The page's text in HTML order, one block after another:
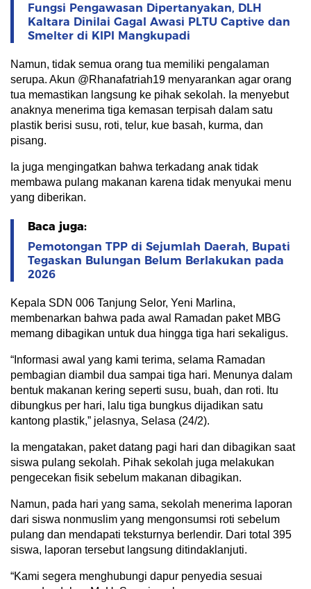
Fungsi Pengawasan Dipertanyakan, DLH
Kaltara Dinilai Gagal Awasi PLTU Captive dan
Smelter di KIPI Mangkupadi
Namun, tidak semua orang tua memiliki pengalaman
serupa. Akun @Rhanafatriah19 menyarankan agar orang
tua memastikan langsung ke pihak sekolah. Ia menyebut
anaknya menerima tiga kemasan terpisah dalam satu
plastik berisi susu, roti, telur, kue basah, kurma, dan
pisang.
Ia juga mengingatkan bahwa terkadang anak tidak
membawa pulang makanan karena tidak menyukai menu
yang diberikan.
Baca juga:
Pemotongan TPP di Sejumlah Daerah, Bupati
Tegaskan Bulungan Belum Berlakukan pada
2026
Kepala SDN 006 Tanjung Selor, Yeni Marlina,
membenarkan bahwa pada awal Ramadan paket MBG
memang dibagikan untuk dua hingga tiga hari sekaligus.
“Informasi awal yang kami terima, selama Ramadan
pembagian diambil dua sampai tiga hari. Menunya dalam
bentuk makanan kering seperti susu, buah, dan roti. Itu
dibungkus per hari, lalu tiga bungkus dijadikan satu
kantong plastik,” jelasnya, Selasa (24/2).
Ia mengatakan, paket datang pagi hari dan dibagikan saat
siswa pulang sekolah. Pihak sekolah juga melakukan
pengecekan fisik sebelum makanan dibagikan.
Namun, pada hari yang sama, sekolah menerima laporan
dari siswa nonmuslim yang mengonsumsi roti sebelum
pulang dan mendapati teksturnya berlendir. Dari total 395
siswa, laporan tersebut langsung ditindaklanjuti.
“Kami segera menghubungi dapur penyedia sesuai